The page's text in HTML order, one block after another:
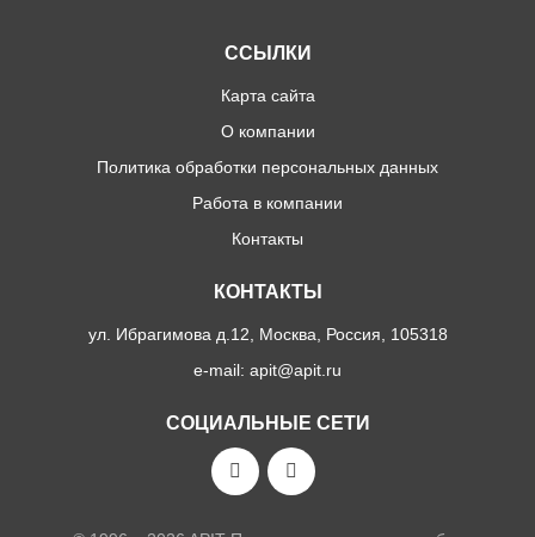
Подпишитесь на нашу рассылку!
Новые материалы в блоге
Новые материалы в новостях и мероприятиях
Новые проекты Предоставление новых услуг
Соглашаюсь на обработку персональных данных согласно
ССЫЛКИ
Карта сайта
О компании
Политика обработки персональных данных
Работа в компании
Контакты
КОНТАКТЫ
ул. Ибрагимова д.12, Москва, Россия, 105318
e-mail: apit@apit.ru
СОЦИАЛЬНЫЕ СЕТИ